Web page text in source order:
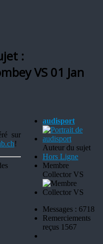
:
VS 01 Jan
sur
!
audisport
Auteur du sujet
Hors Ligne
Membre
Collector VS
Messages : 6718
Remerciements
reçus 1567